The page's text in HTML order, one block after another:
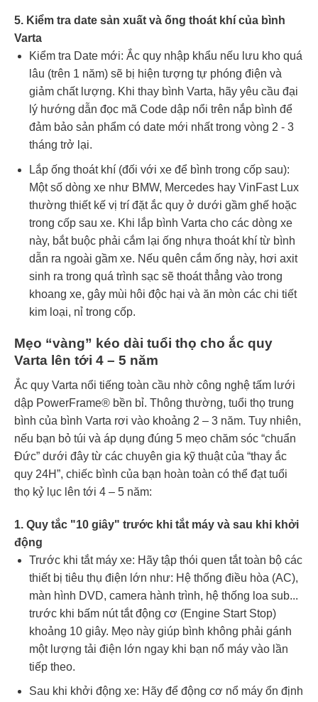
5. Kiểm tra date sản xuất và ống thoát khí của bình
Varta
Kiểm tra Date mới: Ắc quy nhập khẩu nếu lưu kho quá
lâu (trên 1 năm) sẽ bị hiện tượng tự phóng điện và
giảm chất lượng. Khi thay bình Varta, hãy yêu cầu đại
lý hướng dẫn đọc mã Code dập nổi trên nắp bình để
đảm bảo sản phẩm có date mới nhất trong vòng 2 - 3
tháng trở lại.
Lắp ống thoát khí (đối với xe để bình trong cốp sau):
Một số dòng xe như BMW, Mercedes hay VinFast Lux
thường thiết kế vị trí đặt ắc quy ở dưới gầm ghế hoặc
trong cốp sau xe. Khi lắp bình Varta cho các dòng xe
này, bắt buộc phải cắm lại ống nhựa thoát khí từ bình
dẫn ra ngoài gầm xe. Nếu quên cắm ống này, hơi axit
sinh ra trong quá trình sạc sẽ thoát thẳng vào trong
khoang xe, gây mùi hôi độc hại và ăn mòn các chi tiết
kim loại, nỉ trong cốp.
Mẹo “vàng” kéo dài tuổi thọ cho ắc quy
Varta lên tới 4 – 5 năm
Ắc quy Varta nổi tiếng toàn cầu nhờ công nghệ tấm lưới
dập PowerFrame® bền bỉ. Thông thường, tuổi thọ trung
bình của bình Varta rơi vào khoảng 2 – 3 năm. Tuy nhiên,
nếu bạn bỏ túi và áp dụng đúng 5 mẹo chăm sóc “chuẩn
Đức” dưới đây từ các chuyên gia kỹ thuật của “thay ắc
quy 24H”, chiếc bình của bạn hoàn toàn có thể đạt tuổi
thọ kỷ lục lên tới 4 – 5 năm:
1. Quy tắc "10 giây" trước khi tắt máy và sau khi khởi
động
Trước khi tắt máy xe: Hãy tập thói quen tắt toàn bộ các
thiết bị tiêu thụ điện lớn như: Hệ thống điều hòa (AC),
màn hình DVD, camera hành trình, hệ thống loa sub...
trước khi bấm nút tắt động cơ (Engine Start Stop)
khoảng 10 giây. Mẹo này giúp bình không phải gánh
một lượng tải điện lớn ngay khi bạn nổ máy vào lần
tiếp theo.
Sau khi khởi động xe: Hãy để động cơ nổ máy ổn định